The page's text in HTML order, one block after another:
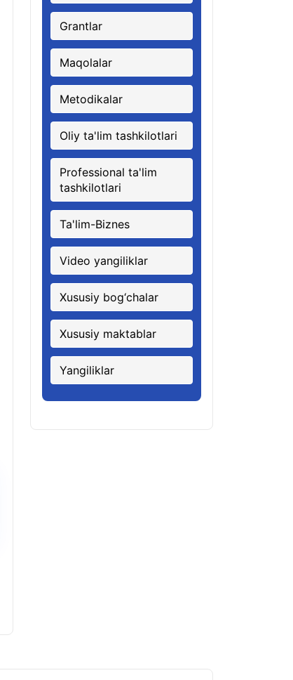
Grantlar
Maqolalar
Metodikalar
Oliy ta'lim tashkilotlari
Professional ta'lim
tashkilotlari
Ta'lim-Biznes
Video yangiliklar
Xususiy bog‘chalar
Xususiy maktablar
Yangiliklar